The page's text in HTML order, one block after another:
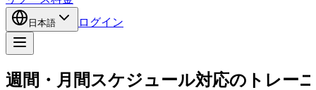
日本語 ログイン
週間・月間スケジュール対応のトレー